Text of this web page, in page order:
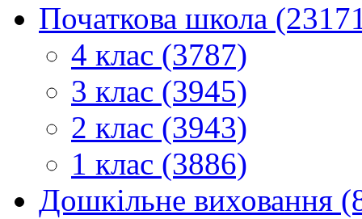
Початкова школа
4 клас (3787)
3 клас (3945)
2 клас (3943)
1 клас (3886)
Дошкільне виховання